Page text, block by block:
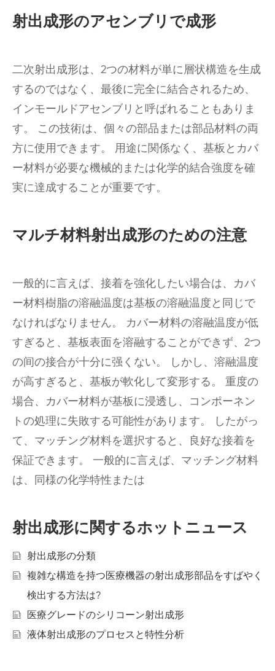
射出成形のアセンブリで成形
二次射出成形は、2つの材料が単に層状構造を生成
するのではなく、最後に完全に結合されるため、
インモールドアセンブリと呼ばれることもありま
す。 この技術は、個々の部品または部品材料の両
方に使用できます。 用途に関係なく、基板とカバ
ー材料が必要な機械的または化学的結合強度を確
実に達成することが重要です。
マルチ材料射出成形のための注意
一般的に言えば、接着を強化したい場合は、カバ
ー材料樹脂の溶融温度は基板の溶融温度と同じで
なければなりません。 カバー材料の溶融温度が低
すぎると、基板表面を溶融することができず、2つ
の间の接合が十分に强くない。 しかし、溶融温度
が高すぎると、基板が軟化して変形する。 重度の
場合、カバー材料が基板に浸透し、コンポーネン
トの処理に失敗する可能性があります。 したがっ
て、マッチング材料を選択すると、良好な接着を
保証できます。 一般的に言えば、マッチング材料
は、同様の化学特性または
射出成形に関するホットニュース
射出成形の分類
複雑な構造を持つ医療機器の射出成形部品をすばやく
検出する方法は?
医療グレードのシリコーン射出成形
液体射出成形のプロセスと特性分析